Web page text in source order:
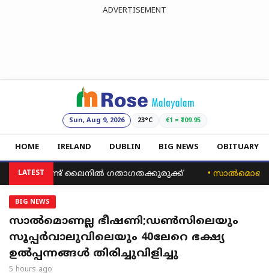
ADVERTISEMENT
Sun, Aug 9, 2026 23°C €1 = ₹109.95
HOME IRELAND DUBLIN BIG NEWS OBITUARY
LATEST
ബോണ്ട് ലൈനിൽ ഗതാഗതക്കുരുക്ക് സാൽമൊണല്ല
BIG NEWS
സാൽമൊണല്ല ഭീഷണി;ഡൺസിലെയും
സൂപ്പർവാലുവിലെയും 40ലേറെ ഭക്ഷ്യ
ഉൽപ്പന്നങ്ങൾ തിരിച്ചുവിളിച്ചു
5 hours ago